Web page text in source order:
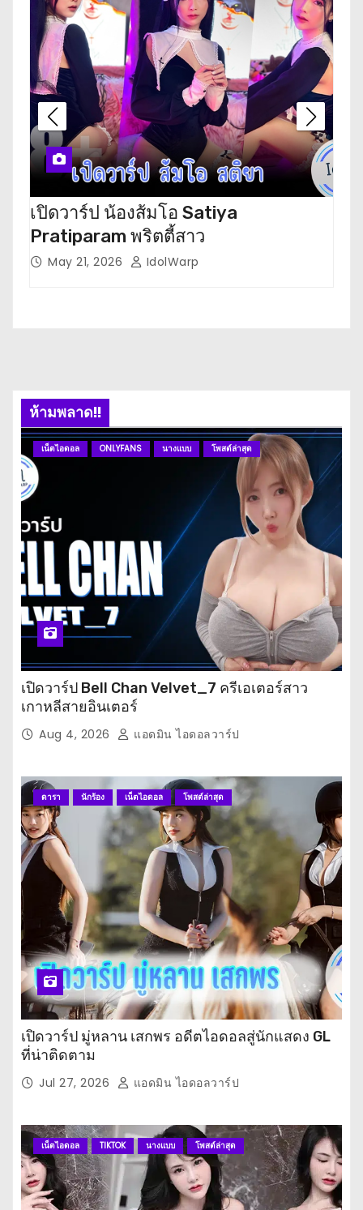
เปิดวาร์ป น้องส้มโอ Satiya
Pratiparam พริตตี้สาว
May 21, 2026 IdolWarp
ห้ามพลาด!!
เน็ตไอดอล ONLYFANS นางแบบ โพสต์ล่าสุด
เปิดวาร์ป Bell Chan Velvet_7 ครีเอเตอร์สาว
เกาหลีสายอินเตอร์
Aug 4, 2026 แอดมิน ไอดอลวาร์ป
ดารา นักร้อง เน็ตไอดอล โพสต์ล่าสุด
เปิดวาร์ป มู่หลาน เสกพร อดีตไอดอลสู่นักแสดง GL
ที่น่าติดตาม
Jul 27, 2026 แอดมิน ไอดอลวาร์ป
เน็ตไอดอล TIKTOK นางแบบ โพสต์ล่าสุด